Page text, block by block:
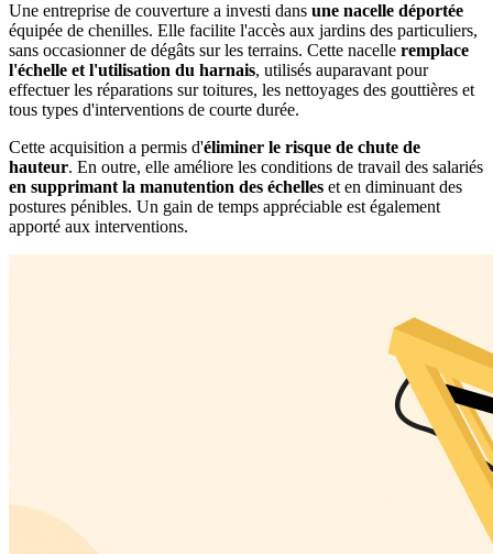
Une entreprise de couverture a investi dans une nacelle déportée
équipée de chenilles. Elle facilite l'accès aux jardins des particuliers,
sans occasionner de dégâts sur les terrains. Cette nacelle remplace
l'échelle et l'utilisation du harnais, utilisés auparavant pour
effectuer les réparations sur toitures, les nettoyages des gouttières et
tous types d'interventions de courte durée.
Cette acquisition a permis d'éliminer le risque de chute de
hauteur. En outre, elle améliore les conditions de travail des salariés
en supprimant la manutention des échelles et en diminuant des
postures pénibles. Un gain de temps appréciable est également
apporté aux interventions.